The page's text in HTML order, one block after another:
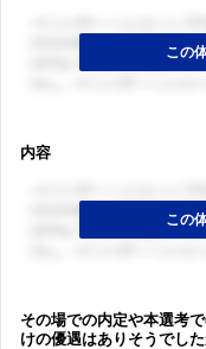
内容
その場での内定や本選考
けの優遇はありそうでした